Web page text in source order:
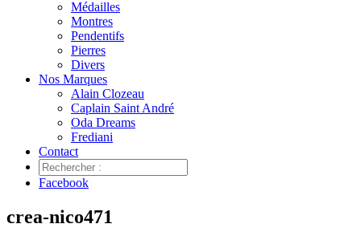
Médailles
Montres
Pendentifs
Pierres
Divers
Nos Marques
Alain Clozeau
Caplain Saint André
Oda Dreams
Frediani
Contact
Facebook
crea-nico471